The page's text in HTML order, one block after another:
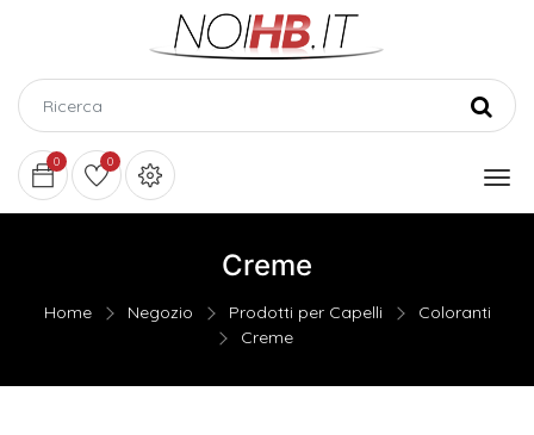
0 0
Creme
Home Negozio Prodotti per Capelli
Coloranti
Creme